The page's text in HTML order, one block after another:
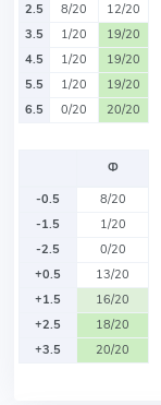
2.5
8/20
12/20
3.5
1/20
19/20
4.5
1/20
19/20
5.5
1/20
19/20
6.5
0/20 20/20
Ф
-0.5
8/20
-1.5
1/20
-2.5
0/20
+0.5
13/20
+1.5
16/20
+2.5
18/20
+3.5
20/20